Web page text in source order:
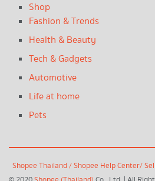
Shop
Fashion & Trends
Health & Beauty
Tech & Gadgets
Automotive
Life at home
Pets
Shopee Thailand/Shopee Help Center/